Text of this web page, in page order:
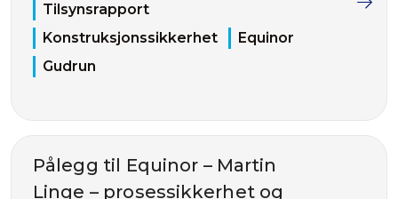
Tilsynsrapport
Konstruksjonssikkerhet
Equinor
Gudrun
Pålegg til Equinor – Martin
Linge – prosessikkerhet og